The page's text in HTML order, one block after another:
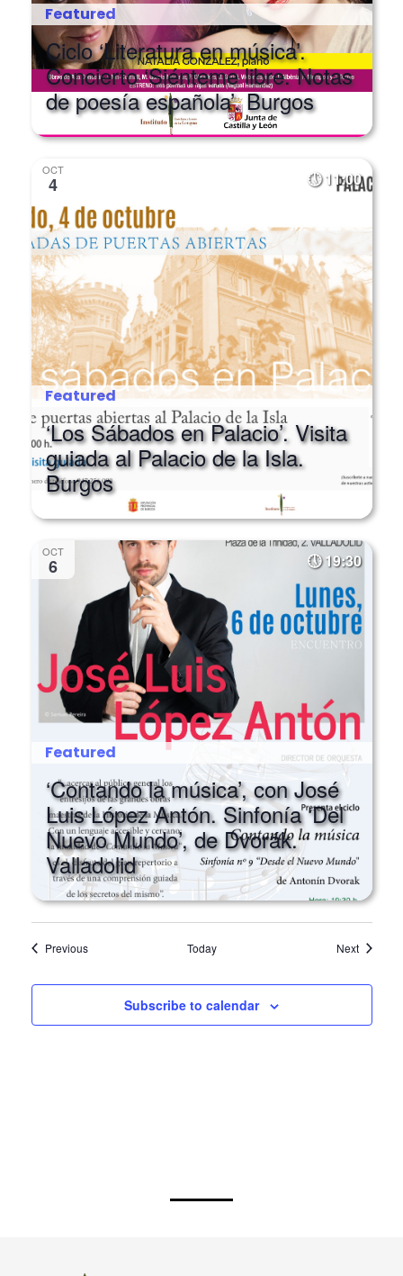
Featured
Ciclo ‘Literatura en música’.
Concierto ‘Siénteme libre. Notas
de poesía española’. Burgos
OCT
4 11:00
Featured
‘Los Sábados en Palacio’. Visita
guiada al Palacio de la Isla.
Burgos
OCT
6 19:30
Featured
‘Contando la música’, con José
Luis López Antón. Sinfonía ‘Del
Nuevo Mundo’, de Dvorák.
Valladolid
PreviousEvents Today NextEvents
Subscribe to calendar